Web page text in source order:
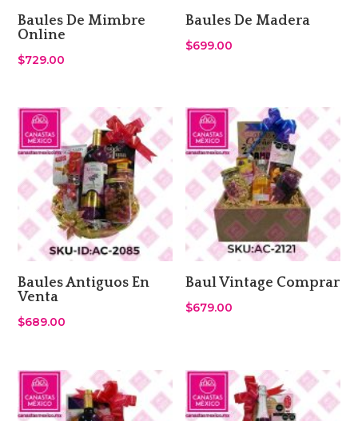
Baules De Mimbre
Online
$729.00
Baules De Madera
$699.00
Baules Antiguos En
Venta
$689.00
Baul Vintage Comprar
$679.00